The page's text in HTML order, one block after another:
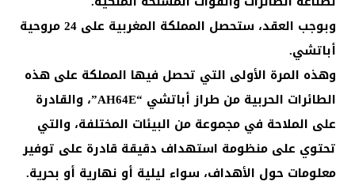
وبوجب العقد، ستحصل المملكة المغربية على 24 مروحية
أباتشي.
وهذه المرة الأولى التي تحصل فيها المملكة على هذه
الطائرات الحربية من طراز أباتشي “AH64E”، والقادرة
على الملاحة في مجموعة من البيئات المختلفة، والتي
تحتوي على منظومة استهداف دقيقة قادرة على توفير
معلومات حول الأهداف، سواء ليلية أو نهارية أو بحرية.